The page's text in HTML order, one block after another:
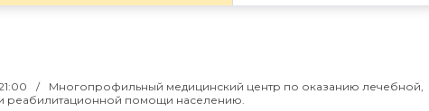
Многопрофильный медицинский центр по оказанию лечебной,
и реабилитационной помощи населению.